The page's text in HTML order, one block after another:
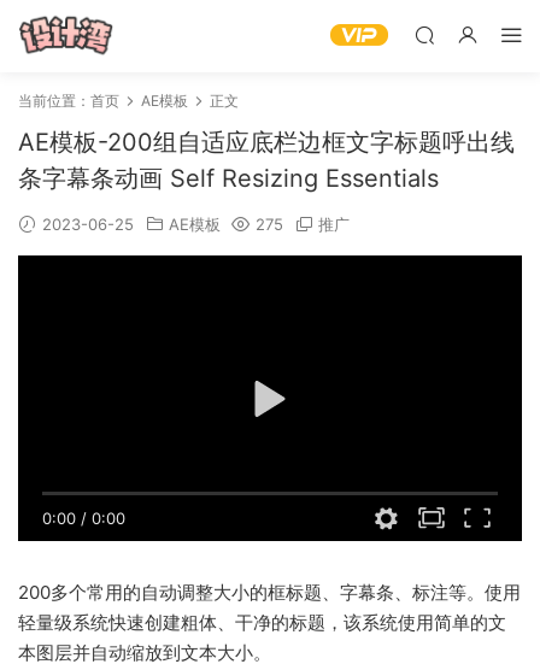
当前位置： 首页 AE模板 正文
AE模板-200组自适应底栏边框文字标题呼出线
条字幕条动画 Self Resizing Essentials
2023-06-25 AE模板 275 推广
0:00 / 0:00
200多个常用的自动调整大小的框标题、字幕条、标注等。 使用
轻量级系统快速创建粗体、干净的标题，该系统使用简单的文
本图层并自动缩放到文本大小。